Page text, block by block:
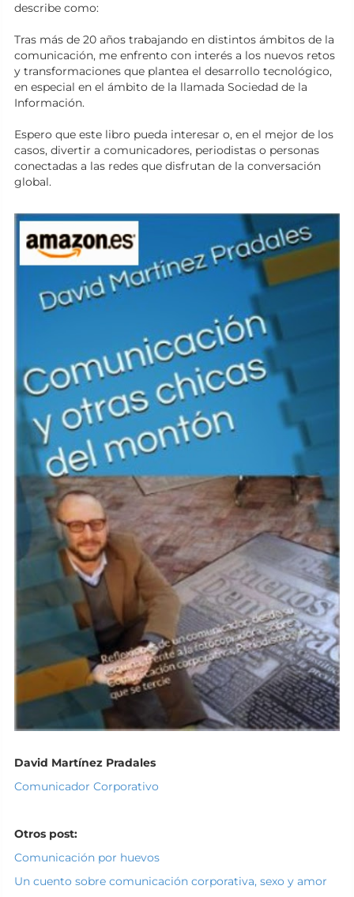
describe como:
Tras más de 20 años trabajando en distintos ámbitos de la
comunicación, me enfrento con interés a los nuevos retos
y transformaciones que plantea el desarrollo tecnológico,
en especial en el ámbito de la llamada Sociedad de la
Información.
Espero que este libro pueda interesar o, en el mejor de los
casos, divertir a comunicadores, periodistas o personas
conectadas a las redes que disfrutan de la conversación
global.
David Martínez Pradales
Comunicador Corporativo
Otros post:
Comunicación por huevos
Un cuento sobre comunicación corporativa, sexo y amor